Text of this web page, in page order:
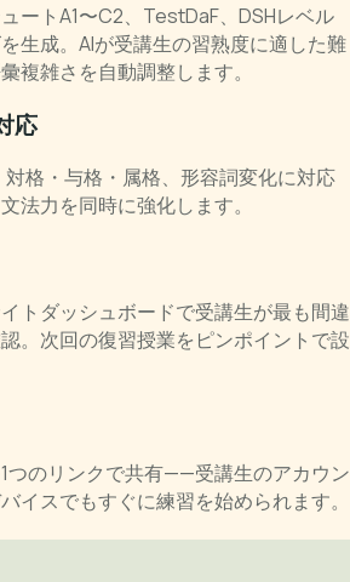
ートA1〜C2、TestDaF、DSHレベル
生成。AIが受講生の習熟度に適した難
複雑さを自動調整します。
応
格・与格・属格、形容詞変化に対応
法力を同時に強化します。
トダッシュボードで受講生が最も間違
。次回の復習授業をピンポイントで設
つのリンクで共有——受講生のアカウン
イスでもすぐに練習を始められます。